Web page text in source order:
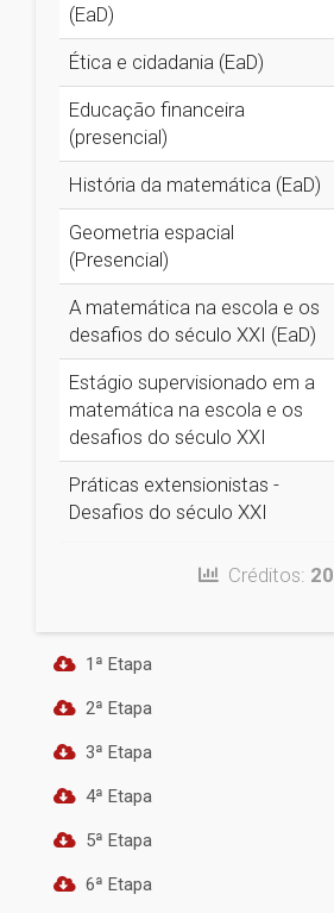
(EaD)
Ética e cidadania (EaD)
Educação financeira
(presencial)
História da matemática (EaD)
Geometria espacial
(Presencial)
A matemática na escola e os
desafios do século XXI (EaD)
Estágio supervisionado em a
matemática na escola e os
desafios do século XXI
Práticas extensionistas -
Desafios do século XXI
Créditos: 20
1ª Etapa
2ª Etapa
3ª Etapa
4ª Etapa
5ª Etapa
6ª Etapa